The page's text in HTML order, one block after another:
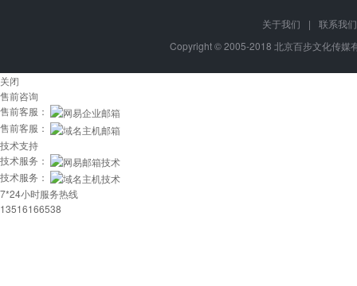
关于我们 |
联系我们
Copyright © 2005-2018 北京百步文化传
关闭
售前咨询
售前客服：
售前客服：
技术支持
技术服务：
技术服务：
7*24小时服务热线
13516166538